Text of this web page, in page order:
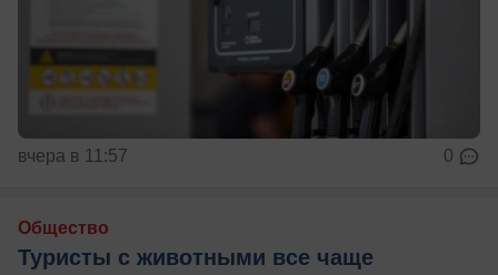
вчера в 11:57 0
Общество
Туристы с животными все чаще